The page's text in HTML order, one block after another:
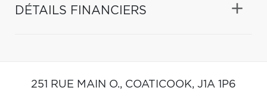
DÉTAILS FINANCIERS
251 RUE MAIN O., COATICOOK, J1A 1P6